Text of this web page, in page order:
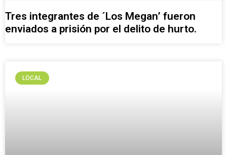
Tres integrantes de ´Los Megan’ fueron
enviados a prisión por el delito de hurto.
LOCAL